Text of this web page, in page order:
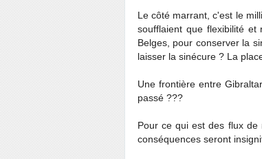
Le côté marrant, c'est le
soufflaient que flexibilité et
Belges, pour conserver la
laisser la sinécure ? La
Une frontière entre
passé ???
Pour ce qui est des flux
conséquences seront